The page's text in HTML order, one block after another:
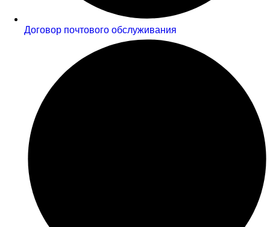
Договор почтового обслуживания